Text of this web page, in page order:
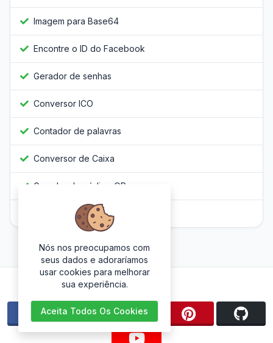
Imagem para Base64
Encontre o ID do Facebook
Gerador de senhas
Conversor ICO
Contador de palavras
Conversor de Caixa
Gerador de código QR
Javascript Obfuscator
Siga-nos
Nós nos preocupamos com
seus dados e adoraríamos
usar cookies para melhorar
sua experiência.
Aceita Todos Os Cookies